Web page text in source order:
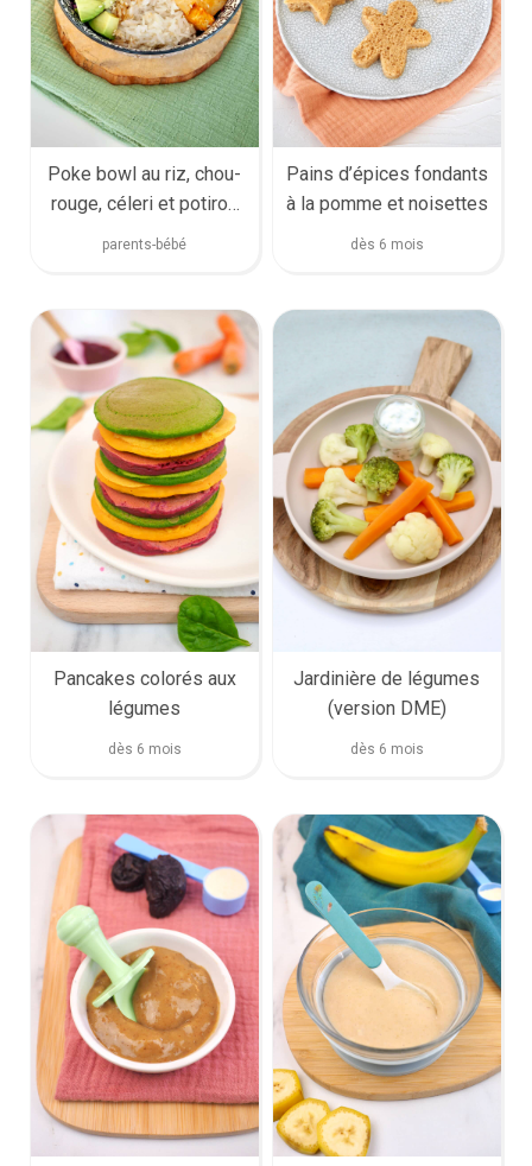
Poke bowl au riz, chou-
rouge, céleri et potiron
rôti, avocat
parents-bébé
Pains d’épices fondants
à la pomme et noisettes
dès 6 mois
Pancakes colorés aux
légumes
dès 6 mois
Jardinière de légumes
(version DME)
dès 6 mois